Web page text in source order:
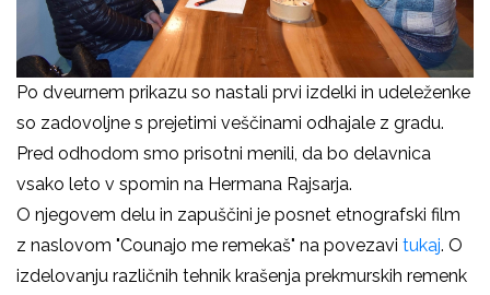
Po dveurnem prikazu so nastali prvi izdelki in udeleženke
so zadovoljne s prejetimi veščinami odhajale z gradu.
Pred odhodom smo prisotni menili, da bo delavnica
vsako leto v spomin na Hermana Rajsarja.
O njegovem delu in zapuščini je posnet etnografski film
z naslovom "Counajo me remekaš" na povezavi tukaj. O
izdelovanju različnih tehnik krašenja prekmurskih remenk